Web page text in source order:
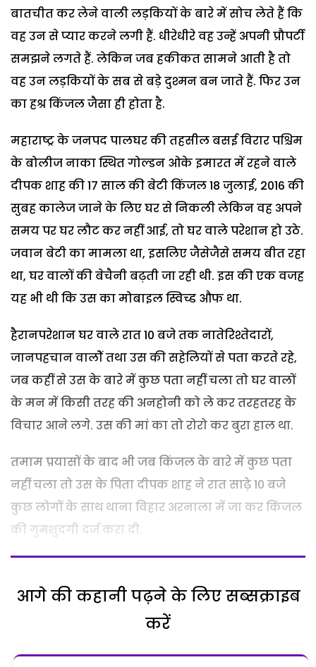
बातचीत कर लेने वाली लड़कियों के बारे में सोच लेते हैं कि
वह उन से प्यार करने लगी हैं. धीरेधीरे वह उन्हें अपनी प्रौपर्टी
समझने लगते हैं. लेकिन जब हकीकत सामने आती है तो
वह उन लड़कियों के सब से बड़े दुश्मन बन जाते हैं. फिर उन
का हश्र किंजल जैसा ही होता है.
महाराष्ट्र के जनपद पालघर की तहसील बसई विरार पश्चिम
के बोलीज नाका स्थित गोल्डन ओके इमारत में रहने वाले
दीपक शाह की 17 साल की बेटी किंजल 18 जुलाई, 2016 की
सुबह कालेज जाने के लिए घर से निकली लेकिन वह अपने
समय पर घर लौट कर नहीं आई, तो घर वाले परेशान हो उठे.
जवान बेटी का मामला था, इसलिए जैसेजैसे समय बीत रहा
था, घर वालों की बेचैनी बढ़ती जा रही थी. इस की एक वजह
यह भी थी कि उस का मोबाइल स्विच्ड औफ था.
हैरानपरेशान घर वाले रात 10 बजे तक नातेरिश्तेदारों,
जानपहचान वालोें तथा उस की सहेलियों से पता करते रहे,
जब कहीं से उस के बारे में कुछ पता नहीं चला तो घर वालों
के मन में किसी तरह की अनहोनी को ले कर तरहतरह के
विचार आने लगे. उस की मां का तो रोरो कर बुरा हाल था.
तमाम प्रयासों के बाद भी जब किंजल के बारे में कुछ पता
नहीं चला तो उस के पिता दीपक शाह ने रात साढ़े 10 बजे
कुछ लोगों के साथ थाना विहार अरनाला में जा कर किंजल
की गुमशुदगी दर्ज करा दी.
आगे की कहानी पढ़ने के लिए सब्सक्राइब
करें